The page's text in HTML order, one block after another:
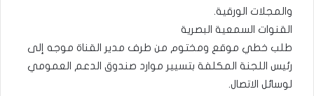
والمجلات الورقية.
القنوات السمعية البصرية
طلب خطي موقع ومختوم من طرف مدير القناة موجه إلى
رئيس اللجنة المكلفة بتسيير موارد صندوق الدعم العمومي
لوسائل الاتصال.